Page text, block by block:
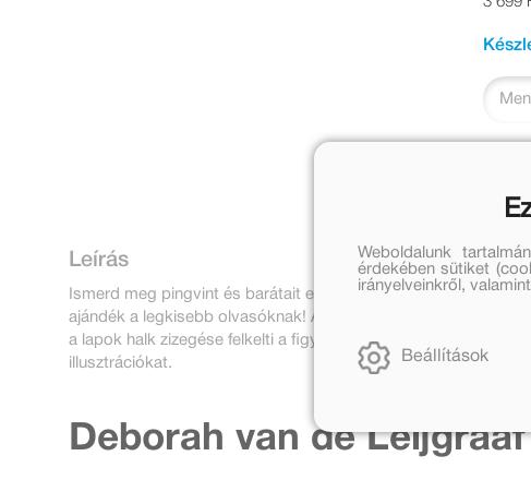
Leírás
Ismerd meg pingvint és barátait ebben a cuki, színes, zörgős
ajándék a legkisebb olvasóknak! A baba textilkönyvek már a
a lapok halk zizegése felkelti a figyelmet, és a kicsi hosszan
illusztrációkat.
Deborah van de
Weboldalunk
érdekében sütiket
irányelveinkről,
Beállítások